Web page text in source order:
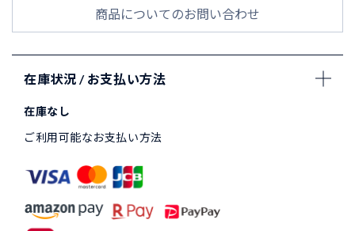
商品についてのお問い合わせ
在庫状況 / お支払い方法
在庫なし
ご利用可能なお支払い方法